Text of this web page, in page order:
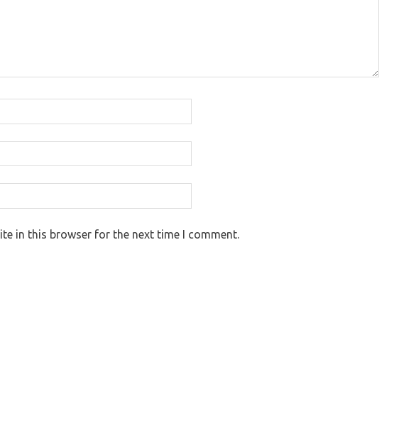
in this browser for the next time I comment.